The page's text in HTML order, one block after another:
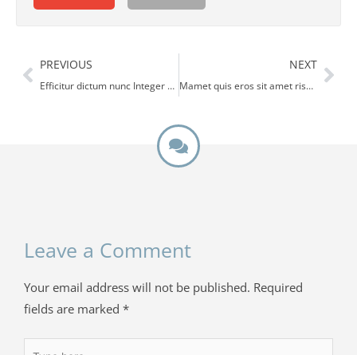
Prev
PREVIOUS
Efficitur dictum nunc Integer congue vestibulum elementum
NEXT
Mamet quis eros sit amet risus feugiat rhoncus nec vel nisi
Leave a Comment
Your email address will not be published. Required
fields are marked *